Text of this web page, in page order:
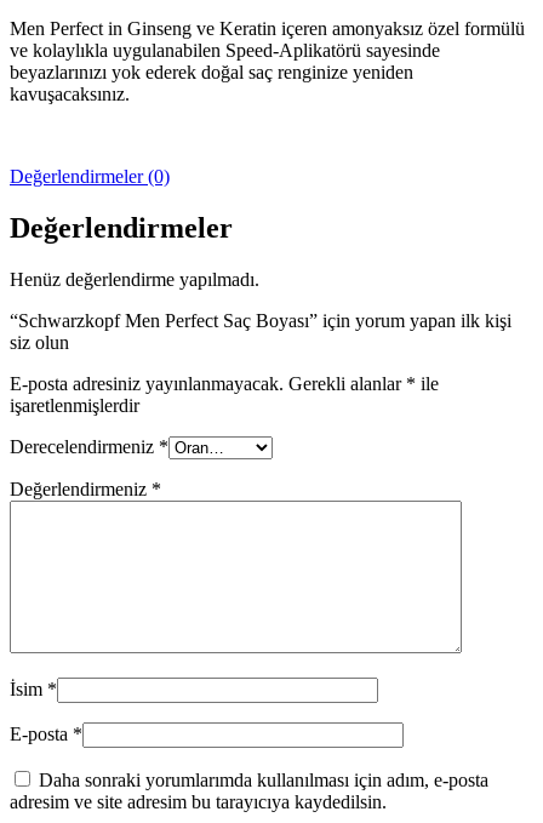
Men Perfect in Ginseng ve Keratin içeren amonyaksız özel formülü
ve kolaylıkla uygulanabilen Speed-Aplikatörü sayesinde
beyazlarınızı yok ederek doğal saç renginize yeniden
kavuşacaksınız.
Değerlendirmeler (0)
Değerlendirmeler
Henüz değerlendirme yapılmadı.
“Schwarzkopf Men Perfect Saç Boyası” için yorum yapan ilk kişi
siz olun
E-posta adresiniz yayınlanmayacak. Gerekli alanlar * ile
işaretlenmişlerdir
Derecelendirmeniz *
Değerlendirmeniz *
İsim *
E-posta *
Daha sonraki yorumlarımda kullanılması için adım, e-posta
adresim ve site adresim bu tarayıcıya kaydedilsin.